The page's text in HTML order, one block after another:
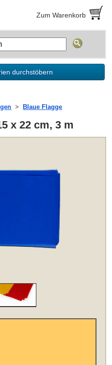
Zum Warenkorb
durchstöbern
Blaue Flagge
x 22 cm, 3 m